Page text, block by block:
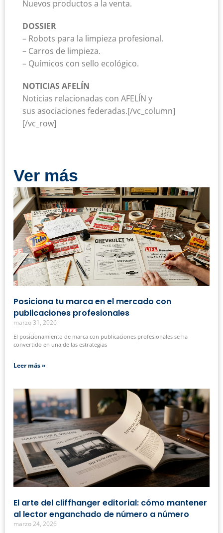
Nuevos productos a la venta.
DOSSIER
– Robots para la limpieza profesional.
– Carros de limpieza.
– Químicos con sello ecológico.
NOTICIAS AFELÍN
Noticias relacionadas con AFELÍN y
sus asociaciones federadas.[/vc_column]
[/vc_row]
Ver más
Posiciona tu marca en el mercado con
publicaciones profesionales
marzo 31, 2026
El posicionamiento de marca con publicaciones profesionales se ha
convertido en una de las estrategias
Leer más »
El arte del cliffhanger editorial: cómo mantener
al lector enganchado de número a número
marzo 24, 2026